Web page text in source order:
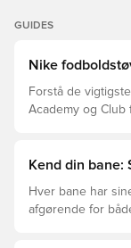
GUIDES
Nike
Forstå de
Academy og Club
Kend din
Hver bane har
afgørende for